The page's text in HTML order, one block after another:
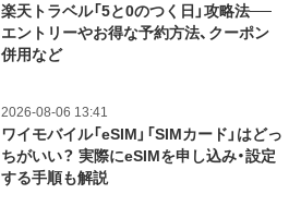
楽天トラベル「5と0のつく日」攻略法──
エントリーやお得な予約方法、クーポン
併用など
2026-08-06 13:41
ワイモバイル「eSIM」「SIMカード」はどっ
ちがいい？ 実際にeSIMを申し込み・設定
する手順も解説